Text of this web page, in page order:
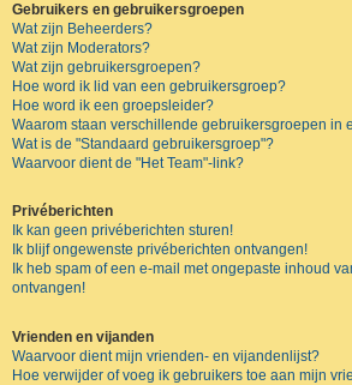
Gebruikers en gebruikersgroepen
Wat zijn Beheerders?
Wat zijn Moderators?
Wat zijn gebruikersgroepen?
Hoe word ik lid van een gebruikersgroep?
Hoe word ik een groepsleider?
Waarom staan verschillende gebruikersgroepen in
Wat is de "Standaard gebruikersgroep"?
Waarvoor dient de "Het Team"-link?
Privéberichten
Ik kan geen privéberichten sturen!
Ik blijf ongewenste privéberichten ontvangen!
Ik heb spam of een e-mail met ongepaste inhoud
ontvangen!
Vrienden en vijanden
Waarvoor dient mijn vrienden- en vijandenlijst?
Hoe verwijder of voeg ik gebruikers toe aan mijn